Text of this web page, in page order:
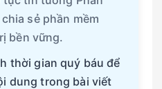
sẻ phần mềm
bền vững.
thời gian quý báu để
dung trong bài viết